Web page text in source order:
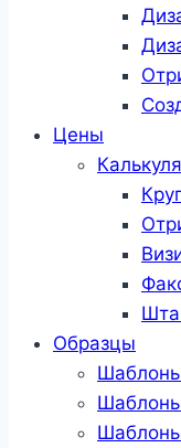
Цены
Образцы